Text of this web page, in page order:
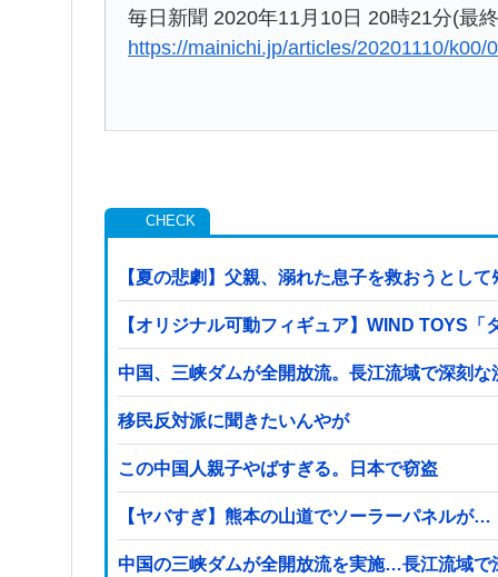
毎日新聞 2020年11月10日 20時21分(最
https://mainichi.jp/articles/20201110/k00/
【夏の悲劇】父親、溺れた息子を救おうとし
【オリジナル可動フィギュア】WIND TOYS
中国、三峡ダムが全開放流。長江流域で深刻な
移民反対派に聞きたいんやが
この中国人親子やばすぎる。日本で窃盗
【ヤバすぎ】熊本の山道でソーラーパネルが…
中国の三峡ダムが全開放流を実施…長江流域で